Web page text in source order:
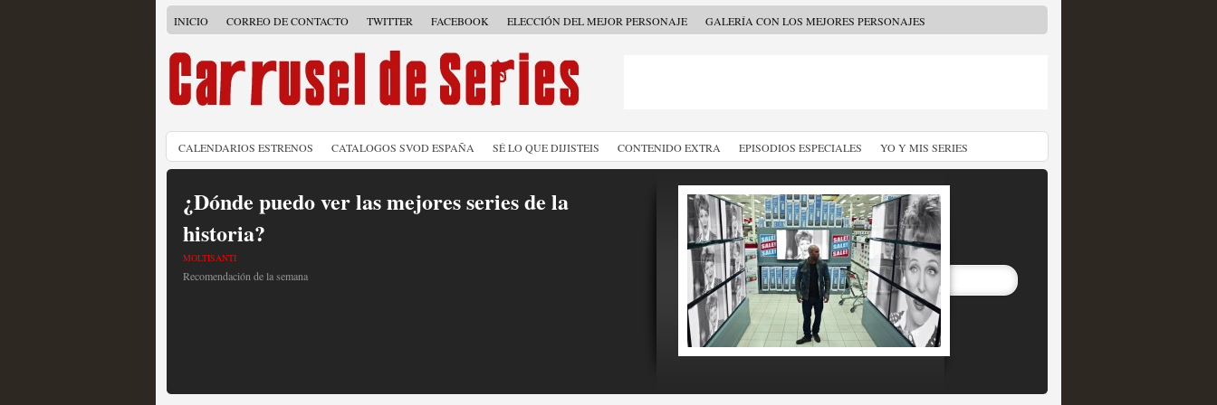
INICIO CORREO DE CONTACTO TWITTER FACEBOOK ELECCIÓN DEL MEJOR PERSONAJE GALERÍA CON LOS MEJORES PERSONAJES
CALENDARIOS ESTRENOS CATALOGOS SVOD ESPAÑA SÉ LO QUE DIJISTEIS CONTENIDO EXTRA EPISODIOS ESPECIALES YO Y MIS SERIES
¿Dónde puedo ver las mejores series de la
historia?
MOLTISANTI
Recomendación de la semana